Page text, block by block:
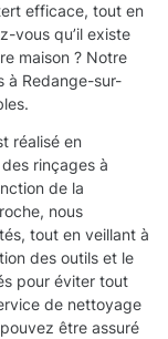
efficace, tout en
vous qu’il existe
maison ? Notre
à Redange-sur-
réalisé en
rinçages à
de la
nous
tout en veillant à
des outils et le
pour éviter tout
de nettoyage
être assuré